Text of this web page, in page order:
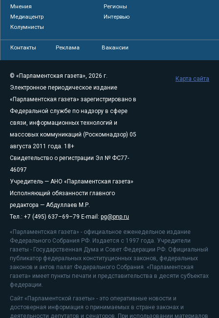
Мнения
Регионы
Медиацентр
Интервью
Колумнисты
Контакты Реклама Вакансии
© «Парламентская газета», 2026 г.
Электронное периодическое издание
«Парламентская газета» зарегистрировано в
Федеральной службе по надзору в сфере
связи, информационных технологий и
массовых коммуникаций (Роскомнадзор) 05
августа 2011 года. 18+
Свидетельство о регистрации Эл № ФС77-
46097
Учредитель — АНО «Парламентская газета»
Исполняющий обязанности главного
редактора — Абдуллаев М.Р.
Тел.: +7 (495) 637–69–79 E-mail: pg@pnp.ru
«Парламентская газета» - официальное еженедельное издание
Федерального Собрания РФ. Издается с 1997 года. Учредители
газеты - Государственная Дума и Совет Федерации РФ. Официальный
публикатор федеральных конституционных законов, федеральных
законов и актов палат Федерального Собрания. «Парламентская
газета» имеет пункты печати и представительства в десяти субъектах
федерации.
Сайт «Парламентской газеты» - это оперативные новости и
достоверная информация о принимаемых в стране законах и
деятельности депутатов и сенаторов. При использовании материалов
Карта сайта